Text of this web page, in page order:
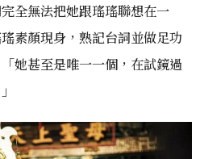
全無法把她跟瑤瑤聯想在一
素顏現身，熟記台詞並做足功
她甚至是唯一一個，在試鏡過